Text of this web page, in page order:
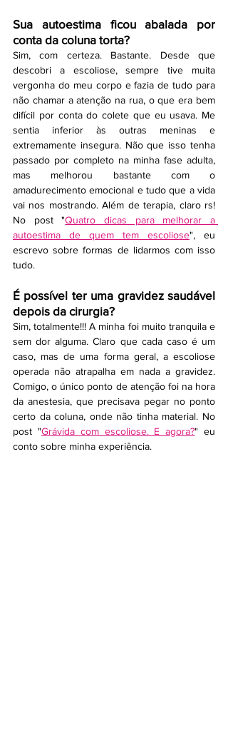
Sua autoestima ficou abalada por
conta da coluna torta?
Sim, com certeza. Bastante. Desde que
descobri a escoliose, sempre tive muita
vergonha do meu corpo e fazia de tudo para
não chamar a atenção na rua, o que era bem
difícil por conta do colete que eu usava. Me
sentia inferior às outras meninas e
extremamente insegura. Não que isso tenha
passado por completo na minha fase adulta,
mas melhorou bastante com o
amadurecimento emocional e tudo que a vida
vai nos mostrando. Além de terapia, claro rs!
No post "Quatro dicas para melhorar a
autoestima de quem tem escoliose", eu
escrevo sobre formas de lidarmos com isso
tudo.
É possível ter uma gravidez saudável
depois da cirurgia?
Sim, totalmente!!! A minha foi muito tranquila e
sem dor alguma. Claro que cada caso é um
caso, mas de uma forma geral, a escoliose
operada não atrapalha em nada a gravidez.
Comigo, o único ponto de atenção foi na hora
da anestesia, que precisava pegar no ponto
certo da coluna, onde não tinha material. No
post "Grávida com escoliose. E agora?" eu
conto sobre minha experiência.